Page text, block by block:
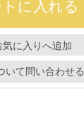
気に入り
いて問い合わせる